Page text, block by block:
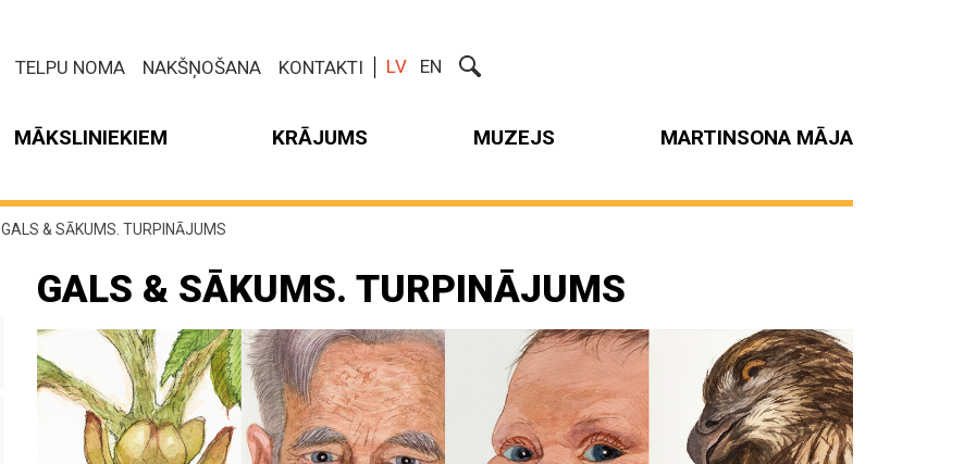
TELPU NOMA NAKŠŅOŠANA KONTAKTI LV EN
MĀKSLINIEKIEM KRĀJUMS MUZEJS MARTINSONA MĀJA
GALS & SĀKUMS. TURPINĀJUMS
GALS & SĀKUMS. TURPINĀJUMS